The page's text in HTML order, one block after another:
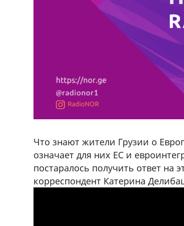
Что знают жители Грузии о
означает для них ЕС и
постаралось получить ответ на
корреспондент Катерина